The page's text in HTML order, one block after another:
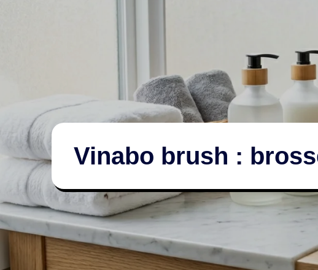
Vinabo brush :